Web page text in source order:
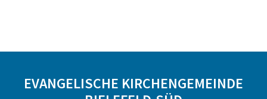
EVANGELISCHE KIRCHENGEMEINDE